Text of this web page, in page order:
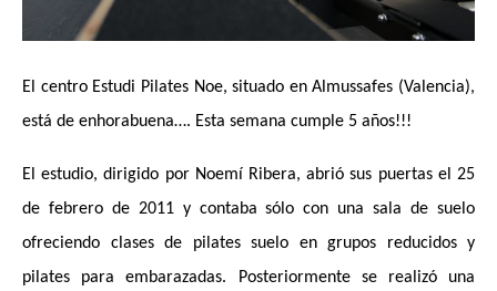
El centro Estudi Pilates Noe, situado en Almussafes (Valencia),
está de enhorabuena…. Esta semana cumple 5 años!!!
El estudio, dirigido por Noemí Ribera, abrió sus puertas el 25
de febrero de 2011 y contaba sólo con una sala de suelo
ofreciendo clases de pilates suelo en grupos reducidos y
pilates para embarazadas. Posteriormente se realizó una